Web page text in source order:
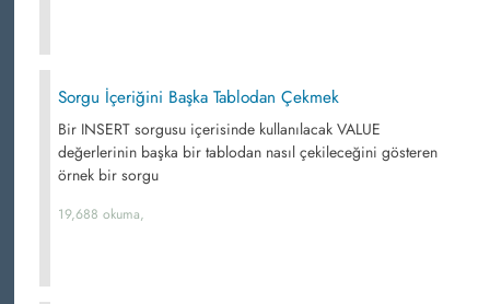
Sorgu İçeriğini Başka Tablodan Çekmek
Bir INSERT sorgusu içerisinde kullanılacak VALUE
değerlerinin başka bir tablodan nasıl çekileceğini gösteren
örnek bir sorgu
19,688 okuma,